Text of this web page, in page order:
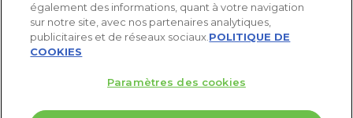
également des informations, quant à votre navigation
sur notre site, avec nos partenaires analytiques,
publicitaires et de réseaux sociaux. POLITIQUE DE
COOKIES
Paramètres des cookies